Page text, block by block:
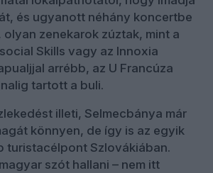
és ugyanott néhány koncertbe
zenekarok zúztak, mint a
Skills vagy az Innoxia
arrébb, az U Francúza
tartott a buli.
illeti, Selmecbánya már
könnyen, de így is az egyik
turistacélpont Szlovákiában.
szót hallani – nem itt